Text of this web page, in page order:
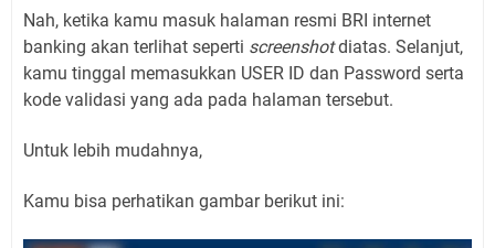
Nah, ketika kamu masuk halaman resmi BRI internet
banking akan terlihat seperti screenshotdiatas. Selanjut,
kamu tinggal memasukkan USER ID dan Password serta
kode validasi yang ada pada halaman tersebut.
Untuk lebih mudahnya,
Kamu bisa perhatikan gambar berikut ini: